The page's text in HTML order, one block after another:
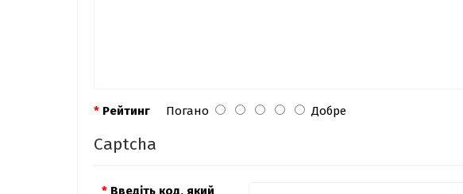
Рейтинг Погано Добре
Captcha
Введіть код, який